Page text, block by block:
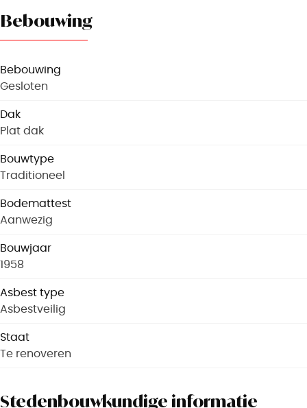
Bebouwing
Bebouwing
Gesloten
Dak
Plat dak
Bouwtype
Traditioneel
Bodemattest
Aanwezig
Bouwjaar
1958
Asbest type
Asbestveilig
Staat
Te renoveren
Stedenbouwkundige informatie